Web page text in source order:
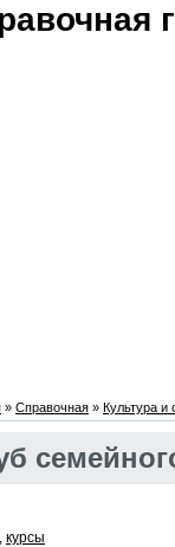
» Справочная » Культура и
, курсы